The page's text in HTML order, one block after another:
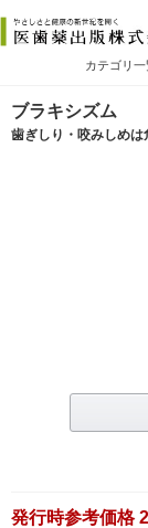
カテゴリ一
ブラキシズム
歯ぎしり・咬みしめは
発行時参考価格